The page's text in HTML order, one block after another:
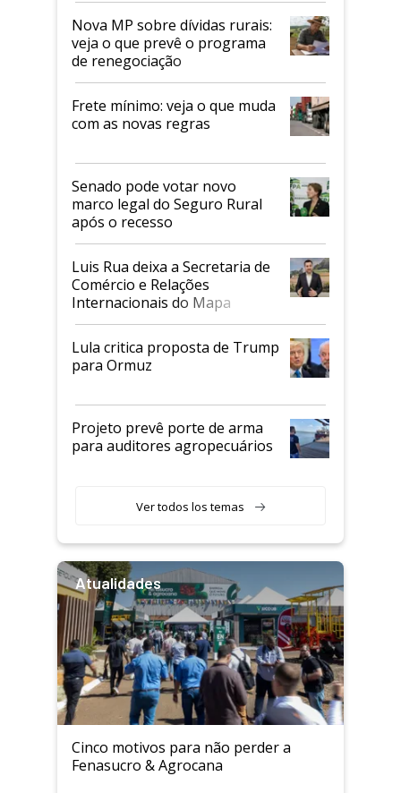
Nova MP sobre dívidas rurais:
veja o que prevê o programa
de renegociação
Frete mínimo: veja o que muda
com as novas regras
Senado pode votar novo
marco legal do Seguro Rural
após o recesso
Luis Rua deixa a Secretaria de
Comércio e Relações
Internacionais do Mapa
Lula critica proposta de Trump
para Ormuz
Projeto prevê porte de arma
para auditores agropecuários
Ver todos los temas
Atualidades
Cinco motivos para não perder a
Fenasucro & Agrocana